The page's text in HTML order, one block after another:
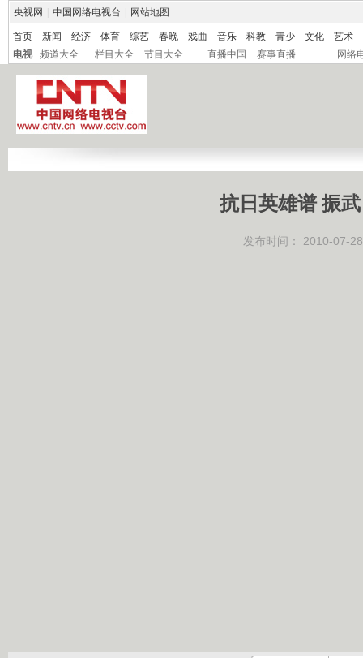
央视网 中国网络电视台 网站地图
首页 新闻 经济 体育 综艺 春晚 戏曲 音乐 科教 青少 文化
艺术
电视
频道大全 栏目大全 节目大全 直播中国 赛事直播 网络
抗日英雄谱 振
发布时间： 2010-07-